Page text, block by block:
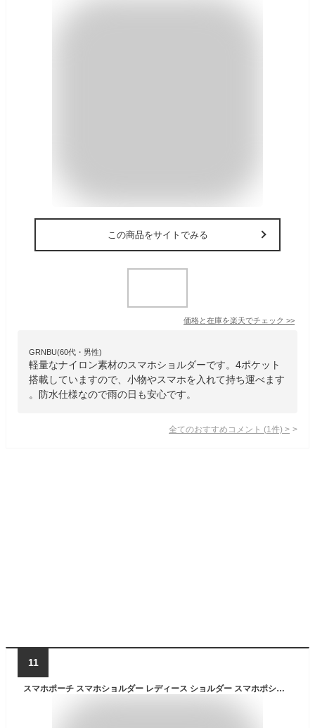
この商品をサイトでみる
価格と在庫を楽天でチェック >>
GRNBU(60代・男性)
軽量なナイロン素材のスマホショルダーです。4ポケット
搭載していますので、小物やスマホを入れて持ち運べます
。防水仕様なので雨の日も安心です。
全てのおすすめコメント (1 件) >
11
スマホポーチ スマホショルダー レディース ショルダー スマホポシェット ポシェット 斜めがけ ナイロン 軽量 縦型 軽い ポーチ 防水 薄い 縦長 ハート